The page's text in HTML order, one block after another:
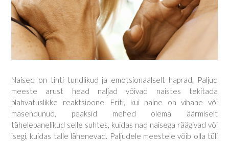
Naised on tihti tundlikud ja emotsionaalselt haprad. Paljud
meeste arust head naljad võivad naistes tekitada
plahvatuslikke reaktsioone. Eriti, kui naine on vihane või
masendunud, peaksid mehed olema äärmiselt
tähelepanelikud selle suhtes, kuidas nad naisega räägivad või
isegi, kuidas talle lähenevad. Paljudele meestele võib olla tüli